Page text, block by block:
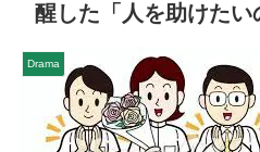
醒した「人を助けたい
Drama